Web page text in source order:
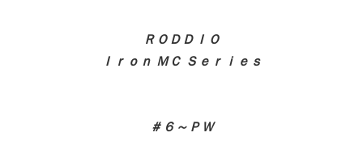
ＲＯＤＤＩＯ
Ｉｒｏｎ ＭＣ Ｓｅｒｉｅｓ
＃６～ＰＷ